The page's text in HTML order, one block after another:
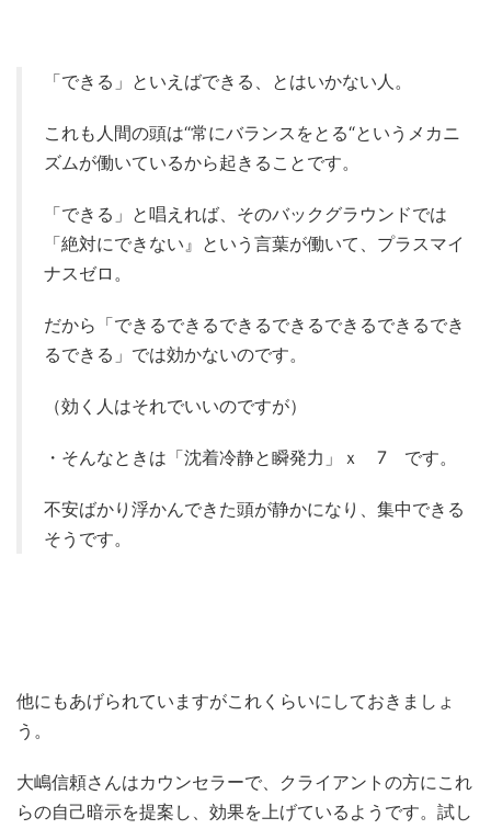
「できる」といえばできる、とはいかない人。
これも人間の頭は“常にバランスをとる“というメカニ
ズムが働いているから起きることです。
「できる」と唱えれば、そのバックグラウンドでは
「絶対にできない』という言葉が働いて、プラスマイ
ナスゼロ。
だから「できるできるできるできるできるできるでき
るできる」では効かないのです。
（効く人はそれでいいのですが）
・そんなときは「沈着冷静と瞬発力」ｘ 7 です。
不安ばかり浮かんできた頭が静かになり、集中できる
そうです。
他にもあげられていますがこれくらいにしておきましょ
う。
大嶋信頼さんはカウンセラーで、クライアントの方にこれ
らの自己暗示を提案し、効果を上げているようです。試し